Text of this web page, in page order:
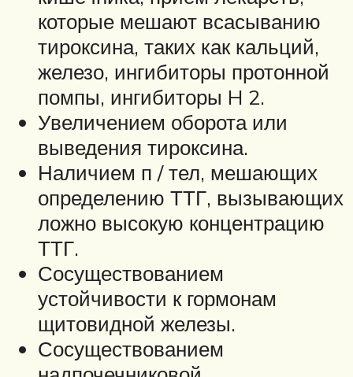
которые мешают всасыванию
тироксина, таких как кальций,
железо, ингибиторы протонной
помпы, ингибиторы H 2.
Увеличением оборота или
выведения тироксина.
Наличием п / тел, мешающих
определению ТТГ, вызывающих
ложно высокую концентрацию
ТТГ.
Сосуществованием
устойчивости к гормонам
щитовидной железы.
Сосуществованием